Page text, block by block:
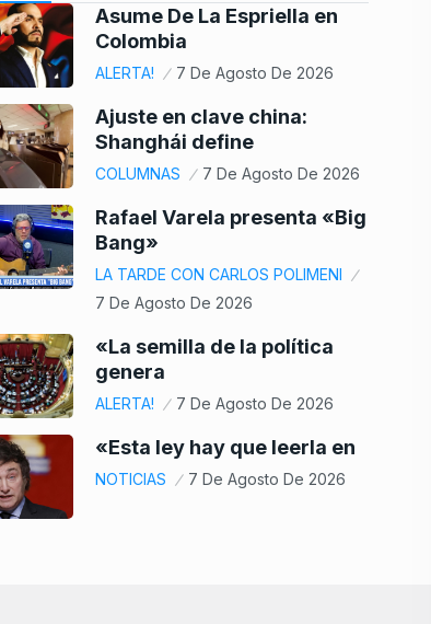
Asume De La Espriella en
Colombia
ALERTA! 7 De Agosto De 2026
Ajuste en clave china:
Shanghái define
COLUMNAS 7 De Agosto De 2026
Rafael Varela presenta «Big
Bang»
LA TARDE CON CARLOS POLIMENI
7 De Agosto De 2026
«La semilla de la política
genera
ALERTA! 7 De Agosto De 2026
«Esta ley hay que leerla en
NOTICIAS 7 De Agosto De 2026